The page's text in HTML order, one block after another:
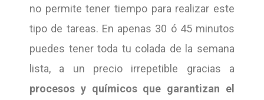
no permite tener tiempo para realizar este
tipo de tareas. En apenas 30 ó 45 minutos
puedes tener toda tu colada de la semana
lista, a un precio irrepetible gracias a
procesos y químicos que garantizan el